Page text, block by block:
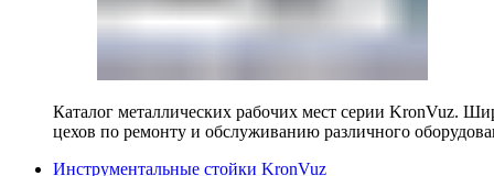
Каталог металлических рабочих мест серии KronVuz.
цехов по ремонту и обслуживанию различного
Инструментальные стойки KronVuz